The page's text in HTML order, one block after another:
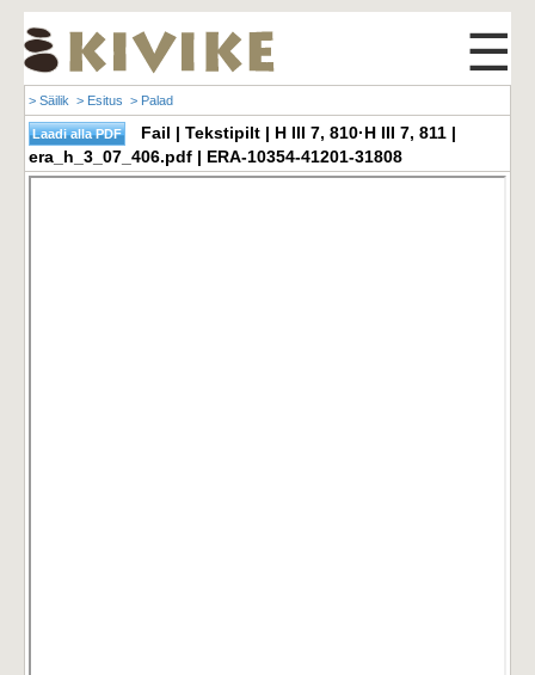
☰
> Säilik > Esitus > Palad
Fail | Tekstipilt | H III 7, 810·H III 7, 811 |
era_h_3_07_406.pdf | ERA-10354-41201-31808